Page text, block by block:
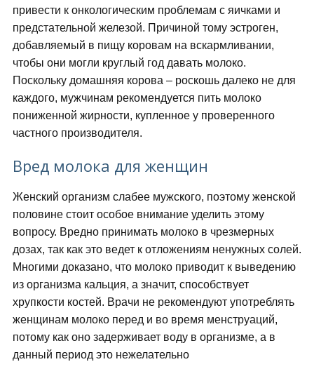
привести к онкологическим проблемам с яичками и
предстательной железой. Причиной тому эстроген,
добавляемый в пищу коровам на вскармливании,
чтобы они могли круглый год давать молоко.
Поскольку домашняя корова – роскошь далеко не для
каждого, мужчинам рекомендуется пить молоко
пониженной жирности, купленное у проверенного
частного производителя.
Вред молока для женщин
Женский организм слабее мужского, поэтому женской
половине стоит особое внимание уделить этому
вопросу. Вредно принимать молоко в чрезмерных
дозах, так как это ведет к отложениям ненужных солей.
Многими доказано, что молоко приводит к выведению
из организма кальция, а значит, способствует
хрупкости костей. Врачи не рекомендуют употреблять
женщинам молоко перед и во время менструаций,
потому как оно задерживает воду в организме, а в
данный период это нежелательно